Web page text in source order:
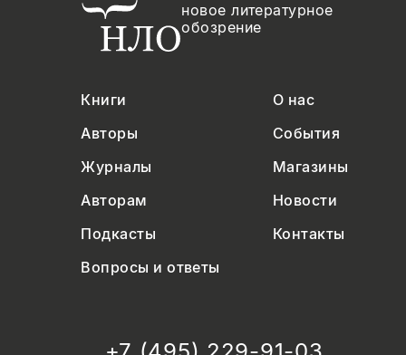
новое литературное
обозрение
Книги
О нас
Авторы
События
Журналы
Магазины
Авторам
Новости
Подкасты
Контакты
Вопросы и ответы